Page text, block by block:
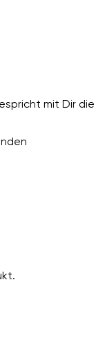
mit Dir